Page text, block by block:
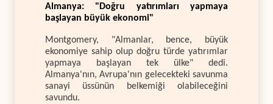
Almanya: "Doğru yatırımları yapmaya
başlayan büyük ekonomi"
Montgomery, "Almanlar, bence, büyük
ekonomiye sahip olup doğru türde yatırımlar
yapmaya başlayan tek ülke" dedi.
Almanya'nın, Avrupa'nın gelecekteki savunma
sanayi üssünün belkemiği olabileceğini
savundu.